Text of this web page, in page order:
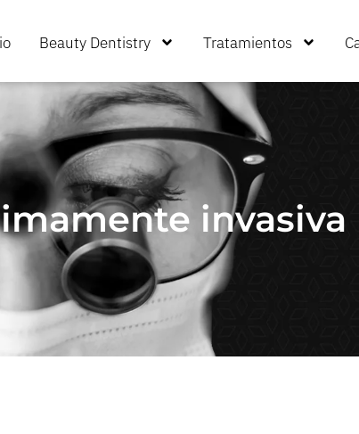
Beauty Dentistry Tratamientos
invasiva